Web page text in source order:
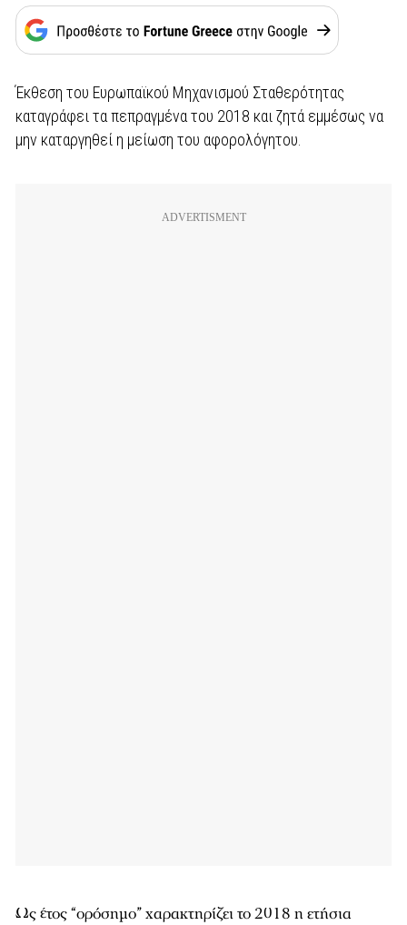
Έκθεση του Ευρωπαϊκού Μηχανισμού Σταθερότητας
καταγράφει τα πεπραγμένα του 2018 και ζητά εμμέσως να
μην καταργηθεί η μείωση του αφορολόγητου.
Ως έτος “ορόσημο” χαρακτηρίζει το 2018 η ετήσια